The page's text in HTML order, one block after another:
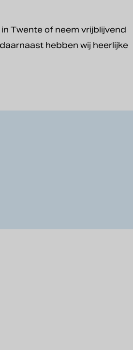
Twente of neem vrijblijvend
hebben wij heerlijke